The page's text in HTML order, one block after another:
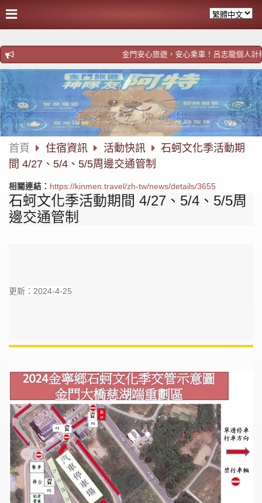
金門安心旅遊，安心乘車！呂志龍個人計
首頁 住宿資訊 活動快訊
石蚵文化季活動期
間 4/27、5/4、5/5周邊交通管制
相關連結： https://kinmen.travel/zh-tw/news/details/3655
石蚵文化季活動期間 4/27、5/4、5/5周
邊交通管制
更新：2024-4-25
過
分
享